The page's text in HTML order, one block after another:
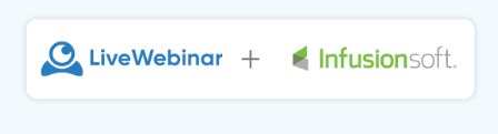
LIVEWEBINAR.COM